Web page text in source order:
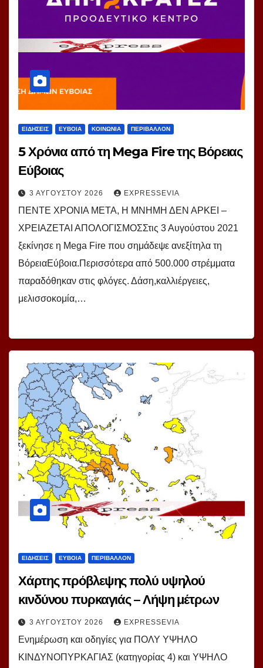
ΕΙΔΗΣΕΙΣ ΕΥΒΟΙΑ ΚΟΙΝΩΝΙΑ ΠΕΡΙΒΑΛΛΟΝ
5 Χρόνια από τη Mega Fire της Βόρειας
Εύβοιας
3 ΑΥΓΟΎΣΤΟΥ 2026 EXPRESSEVIA
ΠΕΝΤΕ ΧΡΟΝΙΑ ΜΕΤΑ, Η ΜΝΗΜΗ ΔΕΝ ΑΡΚΕΙ –
ΧΡΕΙΑΖΕΤΑΙ ΑΠΟΛΟΓΙΣΜΟΣΣτις 3 Αυγούστου 2021
ξεκίνησε η Mega Fire που σημάδεψε ανεξίτηλα τη
ΒόρειαΕύβοια.Περισσότερα από 500.000 στρέμματα
παραδόθηκαν στις φλόγες. Δάση,καλλιέργειες,
μελισσοκομία,…
ΕΙΔΗΣΕΙΣ ΕΥΒΟΙΑ ΠΕΡΙΒΑΛΛΟΝ
Χάρτης πρόβλεψης πολύ υψηλού
κινδύνου πυρκαγιάς – Λήψη μέτρων
3 ΑΥΓΟΎΣΤΟΥ 2026 EXPRESSEVIA
Ενημέρωση και οδηγίες για ΠΟΛΥ ΥΨΗΛΟ
ΚΙΝΔΥΝΟΠΥΡΚΑΓΙΑΣ (κατηγορίας 4) και ΥΨΗΛΟ